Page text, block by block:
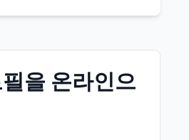
을 온라인으